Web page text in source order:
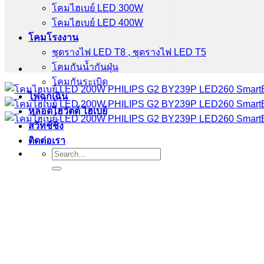
โคมไฮเบย์ LED 300W
โคมไฮเบย์ LED 400W
โคมโรงงาน
ชุดรางไฟ LED T8 , ชุดรางไฟ LED T5
โคมกันน้ำกันฝุ่น
โคมกันระเบิด
ไฟฉุกเฉิน
หลอดไฮวัตต์ ไฮเบย์
สวิทช์ชิ่ง
ติดต่อเรา
Search
for: